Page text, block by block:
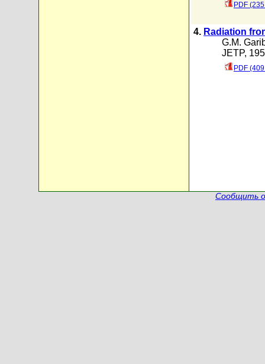
PDF
4. Radiation
G.M.
JETP,
PDF
Сообщить о